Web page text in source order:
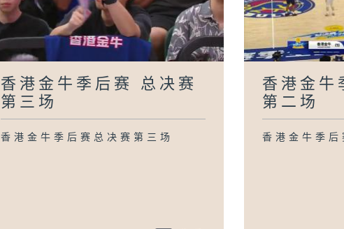
香港金牛 VS 张
香港金牛 VS 焦
香港金牛季后赛 总决赛
第三场
香港金牛季后赛总决赛第三场
香港金牛
第二场
香港金牛季后